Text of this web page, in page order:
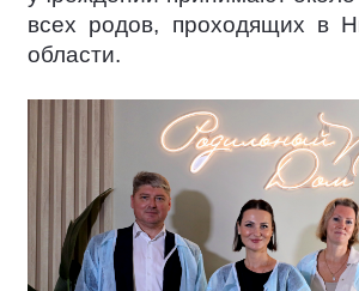
всех родов, проходящих в
области.